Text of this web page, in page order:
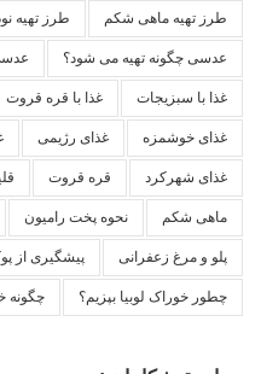
طرز تهیه ماهی شکم طرز تهیه
عدسی چگونه تهیه می شود؟
غذا با سبزیجات غذا با قره قروت
غذای خوشمزه غذای رژیمی
غذای شهرکرد قره قروت
ماهی شکم نحوه پخت رامیون
پلو و مرغ زعفرانی پیشگیری از
چطور خوراک لوبیا بپزیم؟ چگونه